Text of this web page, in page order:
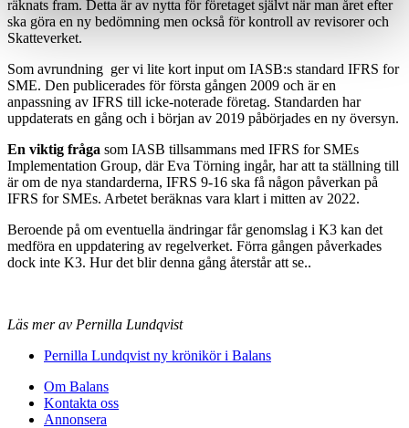
räknats fram. Detta är av nytta för företaget självt när man året efter
ska göra en ny bedömning men också för kontroll av revisorer och
Skatteverket.
Som avrundning ger vi lite kort input om IASB:s standard IFRS for
SME. Den publicerades för första gången 2009 och är en
anpassning av IFRS till icke-noterade företag. Standarden har
uppdaterats en gång och i början av 2019 påbörjades en ny översyn.
En viktig fråga som IASB tillsammans med IFRS for SMEs
Implementation Group, där Eva Törning ingår, har att ta ställning till
är om de nya standarderna, IFRS 9-16 ska få någon påverkan på
IFRS for SMEs. Arbetet beräknas vara klart i mitten av 2022.
Beroende på om eventuella ändringar får genom­slag i K3 kan det
medföra en uppdatering av regelver­ket. Förra gången påverkades
dock inte K3. Hur det blir denna gång återstår att se..
Läs mer av Pernilla Lundqvist
Pernilla Lundqvist ny krönikör i Balans
Om Balans
Kontakta oss
Annonsera